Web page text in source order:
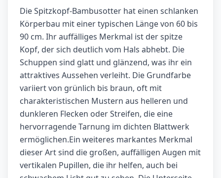
Die Spitzkopf-Bambusotter hat einen schlanken
Körperbau mit einer typischen Länge von 60 bis
90 cm. Ihr auffälliges Merkmal ist der spitze
Kopf, der sich deutlich vom Hals abhebt. Die
Schuppen sind glatt und glänzend, was ihr ein
attraktives Aussehen verleiht. Die Grundfarbe
variiert von grünlich bis braun, oft mit
charakteristischen Mustern aus helleren und
dunkleren Flecken oder Streifen, die eine
hervorragende Tarnung im dichten Blattwerk
ermöglichen.Ein weiteres markantes Merkmal
dieser Art sind die großen, auffälligen Augen mit
vertikalen Pupillen, die ihr helfen, auch bei